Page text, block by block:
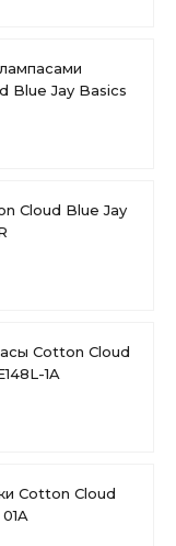
Blue Jay Basics
Cloud Blue Jay
Cotton Cloud
1A
Cotton Cloud